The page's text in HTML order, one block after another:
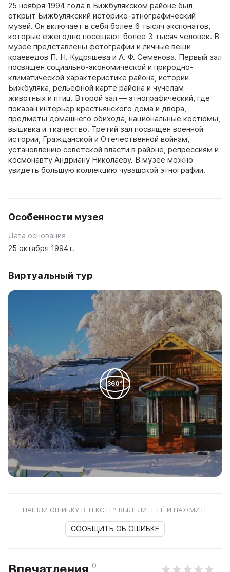
25 ноября 1994 года в Бижбулякском районе был
открыт Бижбулякский историко-этнографический
музей. Он включает в себя более 6 тысяч экспонатов,
которые ежегодно посещают более 3 тысяч человек. В
музее представлены фотографии и личные вещи
краеведов П. Н. Кудряшева и А. Ф. Семенова. Первый зал
посвящен социально-экономической и природно-
климатической характеристике района, истории
Бижбуляка, рельефной карте района и чучелам
животных и птиц. Второй зал — этнографический, где
показан интерьер крестьянского дома и двора,
предметы домашнего обихода, национальные костюмы,
вышивка и ткачество. Третий зал посвящен военной
истории, Гражданской и Отечественной войнам,
установлению советской власти в районе, репрессиям и
космонавту Андриану Николаеву. В музее можно
увидеть большую коллекцию чувашской этнографии.
Особенности музея
Дата основания
25 октября 1994 г.
Виртуальный тур
360°
НАШЛИ ОШИБКУ В ТЕКСТЕ? ВЫДЕЛИТЕ ЕЁ И НАЖМИТЕ
СООБЩИТЬ ОБ ОШИБКЕ
0